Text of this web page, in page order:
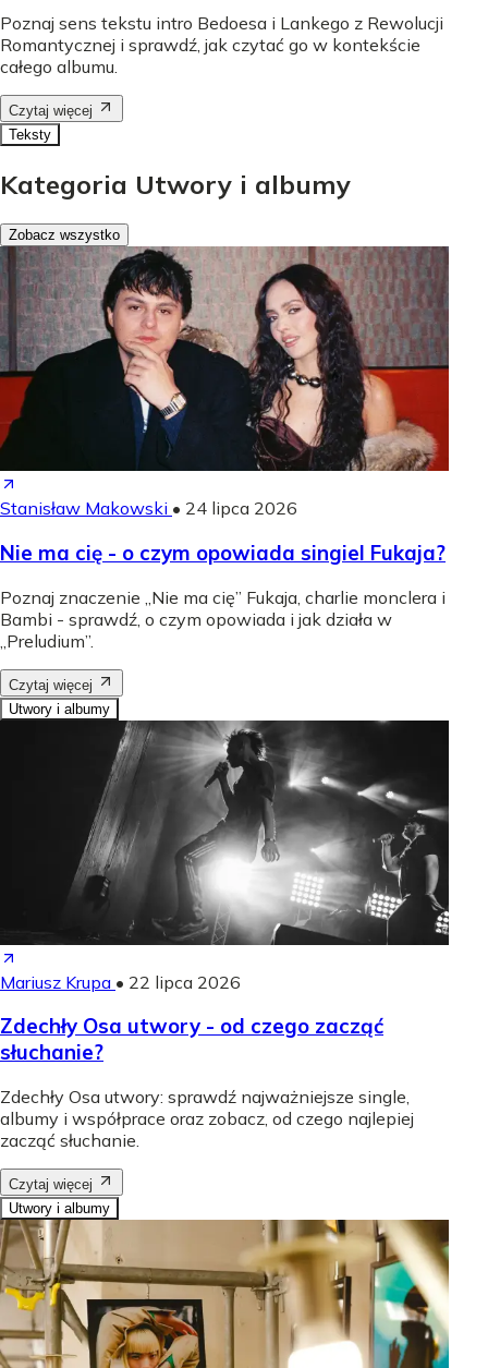
Poznaj sens tekstu intro Bedoesa i Lankego z Rewolucji
Romantycznej i sprawdź, jak czytać go w kontekście
całego albumu.
Czytaj więcej
Teksty
Kategoria Utwory i albumy
Zobacz wszystko
Stanisław Makowski • 24 lipca 2026
Nie ma cię - o czym opowiada singiel Fukaja?
Poznaj znaczenie „Nie ma cię” Fukaja, charlie monclera i
Bambi - sprawdź, o czym opowiada i jak działa w
„Preludium”.
Czytaj więcej
Utwory i albumy
Mariusz Krupa • 22 lipca 2026
Zdechły Osa utwory - od czego zacząć
słuchanie?
Zdechły Osa utwory: sprawdź najważniejsze single,
albumy i współprace oraz zobacz, od czego najlepiej
zacząć słuchanie.
Czytaj więcej
Utwory i albumy